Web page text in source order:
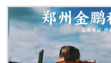
质量好，加工成本低。我
广大用户节省了劈木机，
以前那样先把树墩用劈